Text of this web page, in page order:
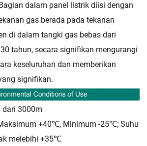
dalam panel listrik diisi dengan
gas berada pada tekanan
di dalam tangki gas bebas dari
tahun, secara signifikan mengurangi
keseluruhan dan memberikan
signifikan.
dari 3000m
+40℃, Minimum -25℃; Suhu
melebihi +35℃